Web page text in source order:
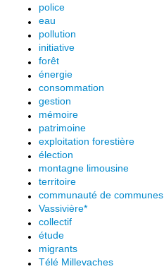
police
eau
pollution
initiative
forêt
énergie
consommation
gestion
mémoire
patrimoine
exploitation forestière
élection
montagne limousine
territoire
communauté de communes
Vassivière*
collectif
étude
migrants
Télé Millevaches